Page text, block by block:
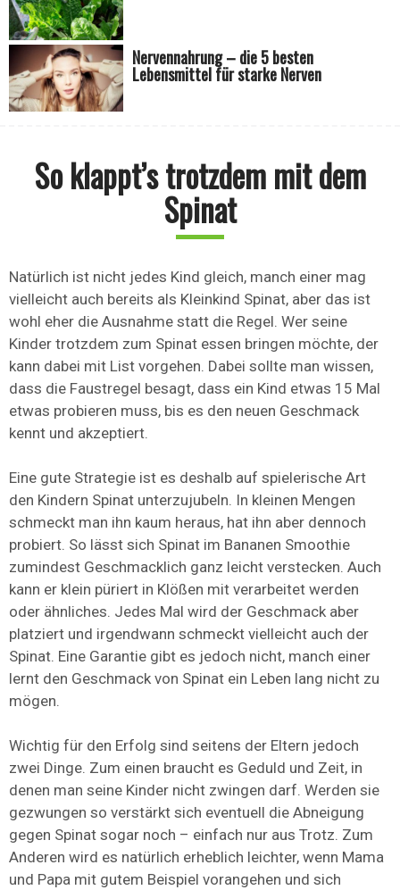
Nervennahrung – die 5 besten
Lebensmittel für starke Nerven
So klappt’s trotzdem mit dem
Spinat
Natürlich ist nicht jedes Kind gleich, manch einer mag
vielleicht auch bereits als Kleinkind Spinat, aber das ist
wohl eher die Ausnahme statt die Regel. Wer seine
Kinder trotzdem zum Spinat essen bringen möchte, der
kann dabei mit List vorgehen. Dabei sollte man wissen,
dass die Faustregel besagt, dass ein Kind etwas 15 Mal
etwas probieren muss, bis es den neuen Geschmack
kennt und akzeptiert.
Eine gute Strategie ist es deshalb auf spielerische Art
den Kindern Spinat unterzujubeln. In kleinen Mengen
schmeckt man ihn kaum heraus, hat ihn aber dennoch
probiert. So lässt sich Spinat im Bananen Smoothie
zumindest Geschmacklich ganz leicht verstecken. Auch
kann er klein püriert in Klößen mit verarbeitet werden
oder ähnliches. Jedes Mal wird der Geschmack aber
platziert und irgendwann schmeckt vielleicht auch der
Spinat. Eine Garantie gibt es jedoch nicht, manch einer
lernt den Geschmack von Spinat ein Leben lang nicht zu
mögen.
Wichtig für den Erfolg sind seitens der Eltern jedoch
zwei Dinge. Zum einen braucht es Geduld und Zeit, in
denen man seine Kinder nicht zwingen darf. Werden sie
gezwungen so verstärkt sich eventuell die Abneigung
gegen Spinat sogar noch – einfach nur aus Trotz. Zum
Anderen wird es natürlich erheblich leichter, wenn Mama
und Papa mit gutem Beispiel vorangehen und sich